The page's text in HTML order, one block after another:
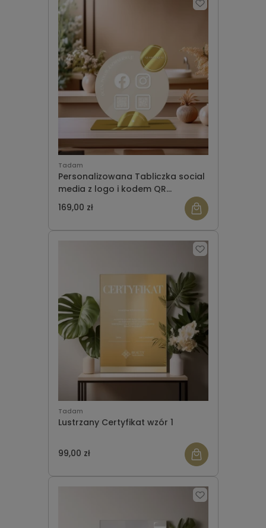
Tadam
Personalizowana Tabliczka social
media z logo i kodem QR
(średnica 21 cm) koło + wizytownik
169,00 zł
Tadam
Lustrzany Certyfikat wzór 1
99,00 zł